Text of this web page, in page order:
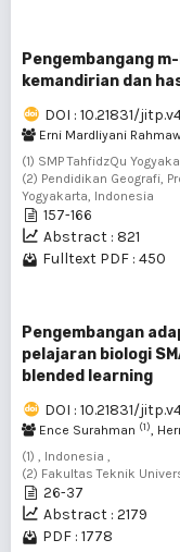
Pengembangang
kemandirian dan
DOI : 10.21831/
Erni Mardliyani
(1) SMP TahfidzQu
(2) Pendidikan Geografi,
Yogyakarta, Indonesia
157-166
Abstract : 821
Fulltext PDF : 450
Pengembangan
pelajaran biologi
blended learning
DOI : 10.21831/
Ence Surahman (1),
(1) , Indonesia ,
(2) Fakultas Teknik
26-37
Abstract : 2179
PDF : 1778